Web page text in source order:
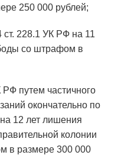
250 000 рублей;
ст. 228.1 УК РФ на 11
со штрафом в
путем частичного
окончательно по
12 лет лишения
колонии
в размере 300 000